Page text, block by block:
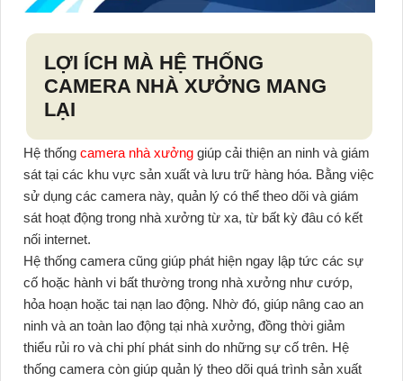
LỢI ÍCH MÀ HỆ THỐNG
CAMERA NHÀ XƯỞNG MANG
LẠI
Hệ thống camera nhà xưởng giúp cải thiện an ninh và giám
sát tại các khu vực sản xuất và lưu trữ hàng hóa. Bằng việc
sử dụng các camera này, quản lý có thể theo dõi và giám
sát hoạt động trong nhà xưởng từ xa, từ bất kỳ đâu có kết
nối internet.
Hệ thống camera cũng giúp phát hiện ngay lập tức các sự
cố hoặc hành vi bất thường trong nhà xưởng như cướp,
hỏa hoạn hoặc tai nạn lao động. Nhờ đó, giúp nâng cao an
ninh và an toàn lao động tại nhà xưởng, đồng thời giảm
thiểu rủi ro và chi phí phát sinh do những sự cố trên. Hệ
thống camera còn giúp quản lý theo dõi quá trình sản xuất